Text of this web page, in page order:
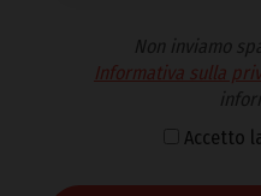
Non inviamo
Informativa sulla
Accetto